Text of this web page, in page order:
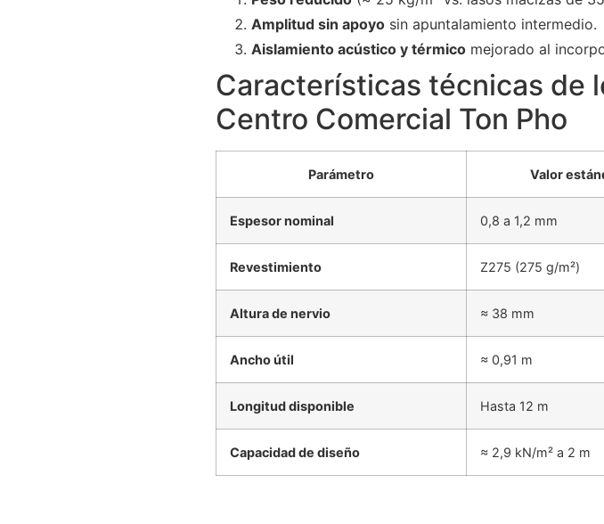
Amplitud sin apoyo sin apuntalamiento intermedio.
Aislamiento acústico y térmico mejorado al
Características técnicas de
Centro Comercial Ton Pho
Parámetro Valor
Espesor nominal 0,8 a 1,2 mm
Revestimiento Z275 (275 g/m²)
Altura de nervio ≈ 38 mm
Ancho útil ≈ 0,91 m
Longitud disponible Hasta 12 m
Capacidad de diseño ≈ 2,9 kN/m² a 2 m